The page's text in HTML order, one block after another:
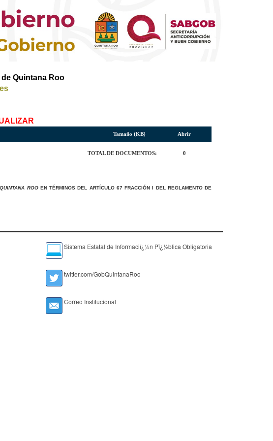
Quintana Roo
Tamaño (KB) Abrir
TOTAL DE DOCUMENTOS: 0
ROOEN TÉRMINOS DEL ARTÍCULO 67 FRACCIÓN I DEL REGLAMENTO DE
Sistema Estatal de Informaciï¿½n Pï¿½blica Obligatoria
twitter.com/GobQuintanaRoo
Correo Institucional